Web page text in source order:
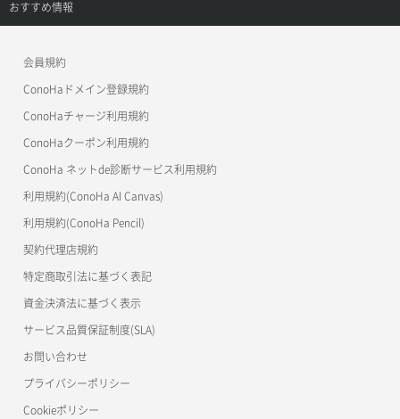
APIドキュメントVPS3.0
サポートトップ
おすすめ情報
美雲このは徹底ガイド
会員規約
ConoHaドメイン登録規約
ConoHaチャージ利用規約
ConoHaクーポン利用規約
ConoHa ネットde診断サービス利用規約
利用規約(ConoHa AI Canvas)
利用規約(ConoHa Pencil)
契約代理店規約
特定商取引法に基づく表記
資金決済法に基づく表示
サービス品質保証制度(SLA)
お問い合わせ
プライバシーポリシー
Cookieポリシー